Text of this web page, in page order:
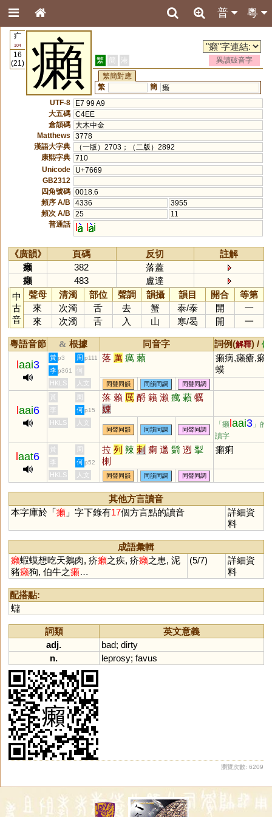
粵
普
疒
104
16
(21)
癩 繁 簡 港
異讀破音字
繁簡對應
繁
簡 癞
UTF-8
E7 99 A9
大五碼 C4EE
倉頡碼 大木中金
Matthews
3778
漢語大字典
（一版）2703；（二版）2892
康熙字典 710
Unicode
U+7669
GB2312
四角號碼 0018.6
頻序 A/B
4336
3955
頻次 A/B
25
11
普通話
l l i
《廣韻》 頁碼 反切
註解
癩
382
落蓋
癩
483
盧達
中
古
音
聲母 清濁 部位 聲調 韻攝 韻目 開合
等第
來
次濁 舌 去 蟹 泰/泰 開
一
來
次濁 舌 入 山 寒/曷 開 一
粵語音節 & 根據 同音字 詞例(解釋) / 備
aai3
黃 p3 周 p111 落 厲 癘 藾
癩病,癩瘡,癩
蟆
李 p361
何
HKLS
人文 同聲同韻 同韻同調 同聲同調
aai6
黃 周 落 賴 厲 酹 籟 瀨 癘 藾 犡
娕
李 何 p15
HKLS 人文
同聲同韻 同韻同調 同聲同調
「癩 laai3 」的
讀字
laat6
黃 周 拉 列 辣 剌 瘌 邋 鬎 迾 揧
楋
癩痢
李 何 p52
HKLS 人文 同聲同韻 同韻同調 同聲同調
其他方言讀音
本字庫於「癩」字下錄有17個方言點的讀音
詳細資
料
成語彙輯
癩蝦蟆想吃天鵝肉, 疥癩之疾, 疥癩之患, 泥
豬癩狗, 伯牛之癩…
(5/7)
詳細資
料
配搭點:
蠩
詞類
英文意義
adj.
bad; dirty
n.
leprosy; favus
瀏覽次數: 6209